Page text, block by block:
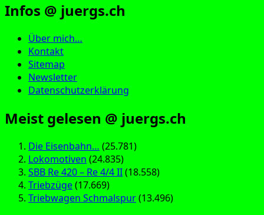
Infos @ juergs.ch
Über mich…
Kontakt
Sitemap
Newsletter
Datenschutzerklärung
Meist gelesen @ juergs.ch
Die Eisenbahn… (25.781)
Lokomotiven (24.835)
SBB Re 420 – Re 4/4 II(18.558)
Triebzüge(17.669)
Triebwagen Schmalspur(13.496)